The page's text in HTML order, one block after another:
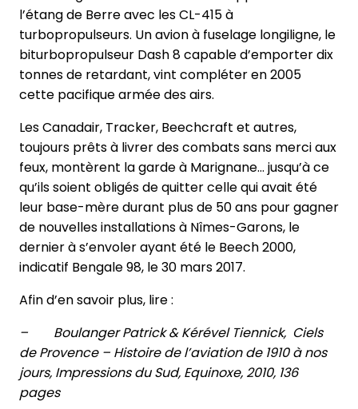
l’étang de Berre avec les CL-415 à
turbopropulseurs. Un avion à fuselage longiligne, le
biturbopropulseur Dash 8 capable d’emporter dix
tonnes de retardant, vint compléter en 2005
cette pacifique armée des airs.
Les Canadair, Tracker, Beechcraft et autres,
toujours prêts à livrer des combats sans merci aux
feux, montèrent la garde à Marignane… jusqu’à ce
qu’ils soient obligés de quitter celle qui avait été
leur base-mère durant plus de 50 ans pour gagner
de nouvelles installations à Nîmes-Garons, le
dernier à s’envoler ayant été le Beech 2000,
indicatif Bengale 98, le 30 mars 2017.
Afin d’en savoir plus, lire :
– Boulanger Patrick & Kérével Tiennick, Ciels
de Provence – Histoire de l’aviation de 1910 à nos
jours, Impressions du Sud, Equinoxe, 2010, 136
pages